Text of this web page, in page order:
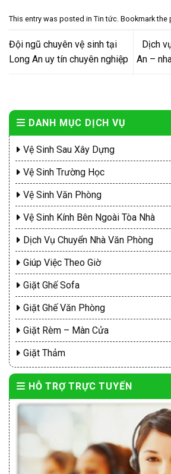
This entry was posted in Tin tức . Bookmark the
Đội ngũ chuyên vệ sinh tại
Long An uy tín chuyên nghiệp
Dịch
An –
DANH MỤC DỊCH VỤ
Vệ Sinh Sau Xây Dựng
Vệ Sinh Trường Học
Vệ Sinh Văn Phòng
Vệ Sinh Kính Bên Ngoài Tòa Nhà
Dịch Vụ Chuyển Nhà Văn Phòng
Giúp Việc Theo Giờ
Giặt Ghế Sofa
Giặt Ghế Văn Phòng
Giặt Rèm – Màn Cửa
Giặt Thảm
HỖ TRỢ TRỰC TUYẾN